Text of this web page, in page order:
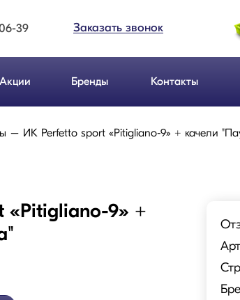
39 Заказать звонок
Акции Бренды Контакты
ИК Perfetto sport «Pitigliano-9» + качели
«Pitigliano-9» +